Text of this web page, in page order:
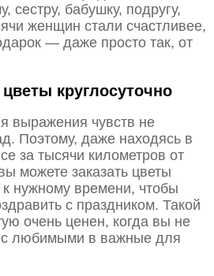
сестру, бабушку, подругу,
женщин стали счастливее,
— даже просто так, от
круглосуточно
выражения чувств не
Поэтому, даже находясь в
за тысячи километров от
можете заказать цветы
нужному времени, чтобы
с праздником. Такой
очень ценен, когда вы не
любимыми в важные для